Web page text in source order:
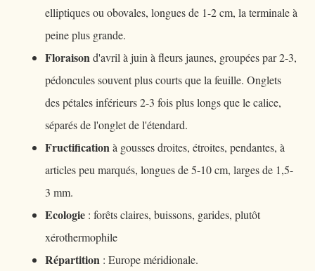
elliptiques ou obovales, longues de 1-2 cm, la terminale à
peine plus grande.
Floraisond'avril à juin à fleurs jaunes, groupées par 2-3,
pédoncules souvent plus courts que la feuille. Onglets
des pétales inférieurs 2-3 fois plus longs que le calice,
séparés de l'onglet de l'étendard.
Fructificationà gousses droites, étroites, pendantes, à
articles peu marqués, longues de 5-10 cm, larges de 1,5-
3 mm.
Ecologie : forêts claires, buissons, garides, plutôt
xérothermophile
Répartition : Europe méridionale.